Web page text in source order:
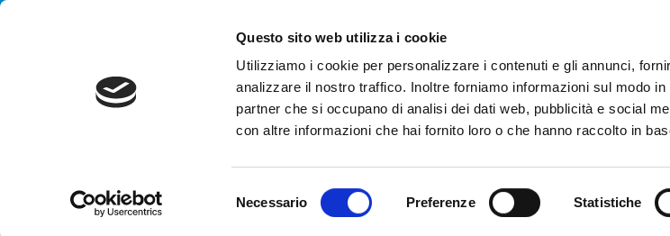
Questo sito web utilizza i cookie
Utilizziamo i cookie per personalizzare i contenuti e gli annunci,
analizzare il nostro traffico. Inoltre forniamo informazioni sul modo
partner che si occupano di analisi dei dati web, pubblicità e social
con altre informazioni che hai fornito loro o che hanno raccolto in
e
Necessario Preferenze Statistiche
AZIENDA PRODOTTI VIDEO
Pallettizatore KAC 520 KOMPACT ARROW